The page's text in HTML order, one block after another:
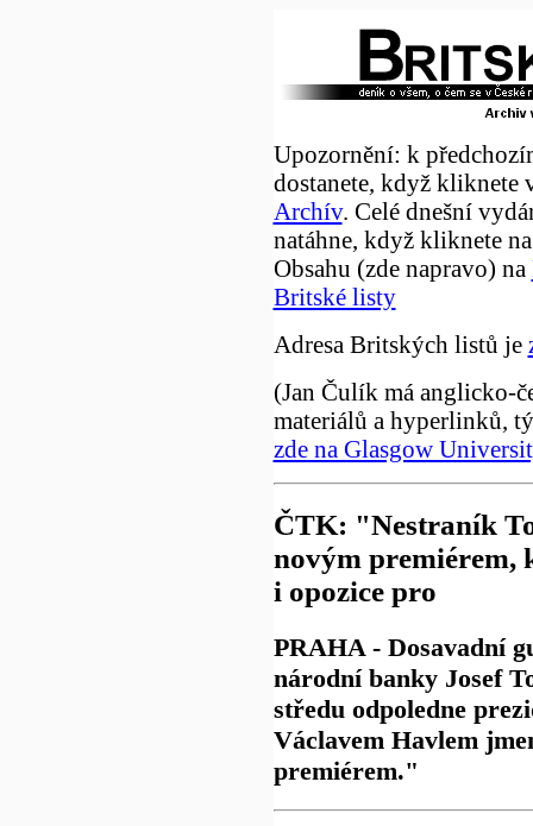
Upozornění: k
dostanete, když kliknete
Archív. Celé dnešní
natáhne, když kliknete
Obsahu (zde napravo) na
Britské listy
Adresa Britských listů je
(Jan Čulík má anglicko-
materiálů a hyperlinků,
zde na Glasgow
ČTK: "Nestraník
novým premiérem,
i opozice pro
PRAHA - Dosavadní
národní banky Josef
středu odpoledne
Václavem Havlem
premiérem."